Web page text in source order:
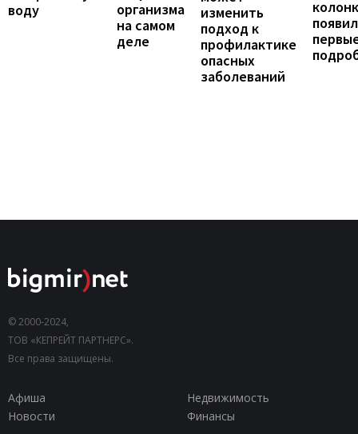
воду
организма
на самом
деле
изменить
подход к
профилактике
опасных
заболеваний
© 2000-2024,
ТОВ «КЕПРЕЙТ ПАРТНЕРС».
Все права защищены.
Афиша
Недвижимость
Новости
Финансы